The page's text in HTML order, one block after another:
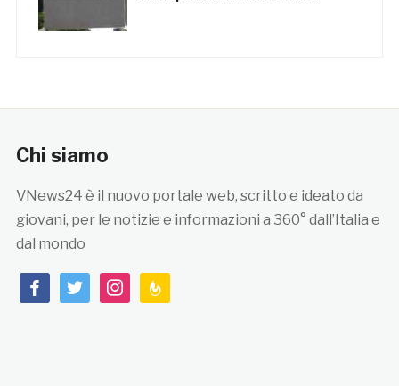
Chi siamo
VNews24 è il nuovo portale web, scritto e ideato da
giovani, per le notizie e informazioni a 360° dall’Italia e
dal mondo
facebooktwitterinstagramfeedburner